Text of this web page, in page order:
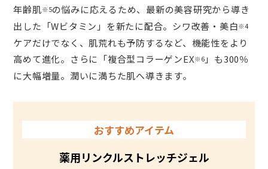
年齢肌※5の悩みに応えるため、最新の美容研究から導き
出した「Wビタミン」を新たに配合。シワ改善・美白※4
ケアだけでなく、肌荒れも予防するなど、機能性をより
高めて進化。さらに「複合型コラーゲンEX※6 」も300％
に大幅増量。潤いに満ちた肌へ導きます。
おすすめアイテム
薬用リンクルストレッチジェル